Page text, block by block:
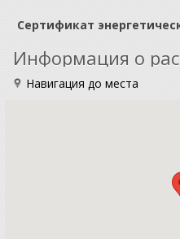
Сертификат
Информация о
Навигация до места